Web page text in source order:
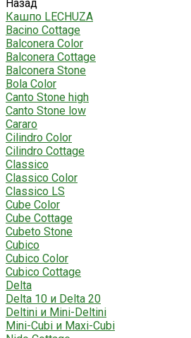
Назад
Кашпо LECHUZA
Bacino Cottage
Balconera Color
Balconera Cottage
Balconera Stone
Bola Color
Canto Stone high
Canto Stone low
Cararo
Cilindro Color
Cilindro Cottage
Classico
Classico Color
Classico LS
Cube Color
Cube Cottage
Cubeto Stone
Cubico
Cubico Color
Cubico Cottage
Delta
Delta 10 и Delta 20
Deltini и Mini-Deltini
Mini-Cubi и Maxi-Cubi